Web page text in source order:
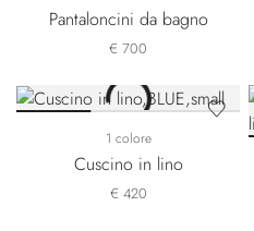
Pantaloncini da bagno
€ 700
1 colore
Cuscino in lino
€ 420